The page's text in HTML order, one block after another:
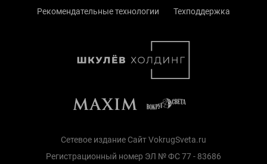
Рекомендательные технологии
Техподдержка
Сетевое издание Сайт VokrugSveta.ru
Регистрационный номер ЭЛ № ФС 77 - 83686